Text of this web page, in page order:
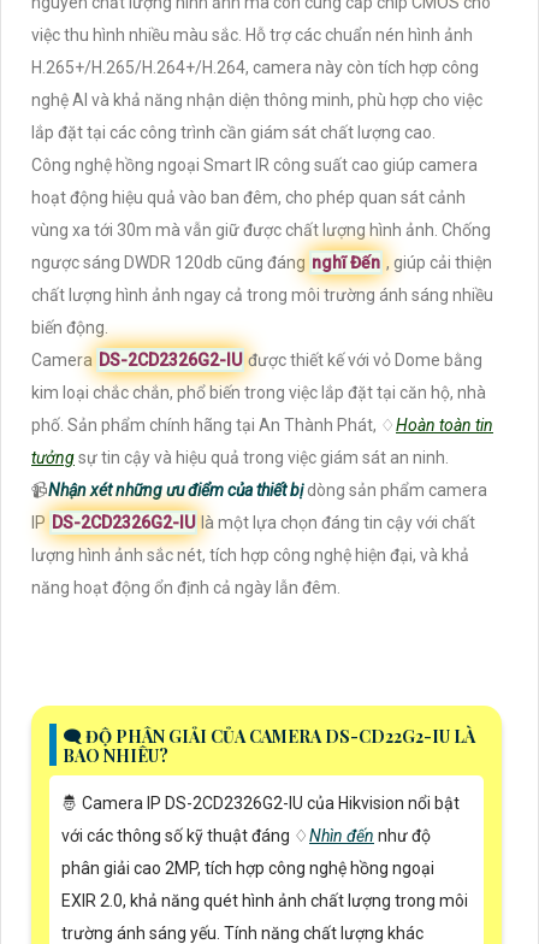
việc thu hình nhiều màu sắc. Hỗ trợ các chuẩn nén hình ảnh
H.265+/H.265/H.264+/H.264, camera này còn tích hợp công
nghệ AI và khả năng nhận diện thông minh, phù hợp cho việc
lắp đặt tại các công trình cần giám sát chất lượng cao.
Công nghệ hồng ngoại Smart IR công suất cao giúp camera
hoạt động hiệu quả vào ban đêm, cho phép quan sát cảnh
vùng xa tới 30m mà vẫn giữ được chất lượng hình ảnh. Chống
ngược sáng DWDR 120db cũng đáng nghĩ Đến , giúp cải thiện
chất lượng hình ảnh ngay cả trong môi trường ánh sáng nhiều
biến động.
Camera DS-2CD2326G2-IU được thiết kế với vỏ Dome bằng
kim loại chắc chắn, phổ biến trong việc lắp đặt tại căn hộ, nhà
phố. Sản phẩm chính hãng tại An Thành Phát, ♢Hoàn toàn tin
tưởngsự tin cậy và hiệu quả trong việc giám sát an ninh.
📹Nhận xét những ưu điểm của thiết bịdòng sản phẩm camera
IP DS-2CD2326G2-IU là một lựa chọn đáng tin cậy với chất
lượng hình ảnh sắc nét, tích hợp công nghệ hiện đại, và khả
năng hoạt động ổn định cả ngày lẫn đêm.
🗨️ ĐỘ PHÂN GIẢI CỦA CAMERA DS-CD22G2-IU LÀ
BAO NHIÊU?
🤴 Camera IP DS-2CD2326G2-IU của Hikvision nổi bật
với các thông số kỹ thuật đáng ♢Nhìn đến như độ
phân giải cao 2MP, tích hợp công nghệ hồng ngoại
EXIR 2.0, khả năng quét hình ảnh chất lượng trong môi
trường ánh sáng yếu. Tính năng chất lượng khác